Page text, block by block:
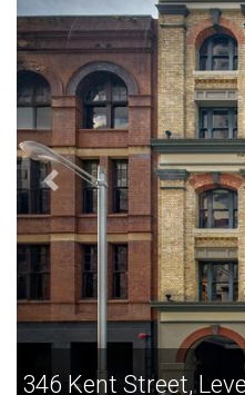
3, Sydney NSW 2000